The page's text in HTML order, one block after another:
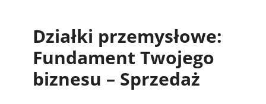
Działki przemysłowe:
Fundament Twojego
biznesu – Sprzedaż